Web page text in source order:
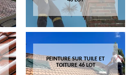
PEINTURE SUR TUILE ET
TOITURE 46 LOT